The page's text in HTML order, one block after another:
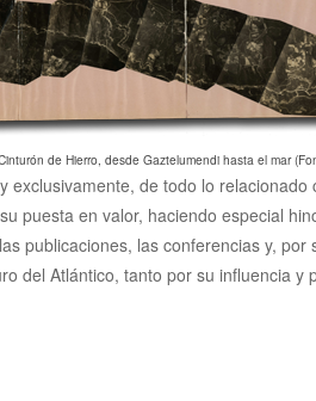
de Hierro, desde Gaztelumendi hasta el mar
exclusivamente, de todo lo
puesta en valor, haciendo especial
publicaciones, las conferencias y,
del Atlántico, tanto por su influencia